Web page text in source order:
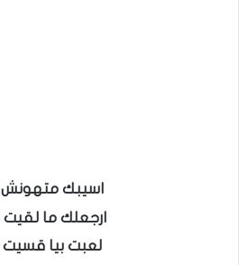
اسيبك متهونش
ارجعلك ما
لعبت بيا قسيت